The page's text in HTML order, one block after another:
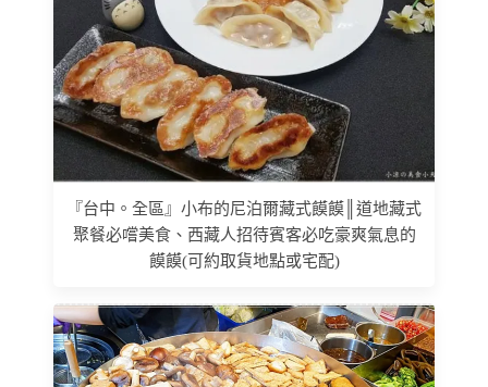
『台中。全區』小布的尼泊爾藏式饃饃║道地藏式
聚餐必嚐美食、西藏人招待賓客必吃豪爽氣息的
饃饃(可約取貨地點或宅配)